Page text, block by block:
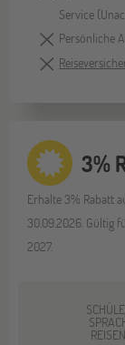
Service
Persönliche
3%
Erhalte 3% Rabatt
30.09.2026. Gültig
2027.
REISEN